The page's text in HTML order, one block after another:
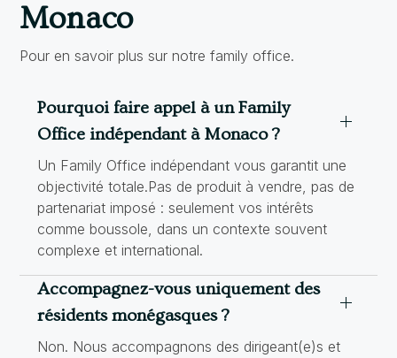
Monaco
Pour en savoir plus sur notre family office.
Pourquoi faire appel à un Family
Office indépendant à Monaco ?
Un Family Office indépendant vous garantit une
objectivité totale.Pas de produit à vendre, pas de
partenariat imposé : seulement vos intérêts
comme boussole, dans un contexte souvent
complexe et international.
Accompagnez-vous uniquement des
résidents monégasques ?
Non. Nous accompagnons des dirigeant(e)s et